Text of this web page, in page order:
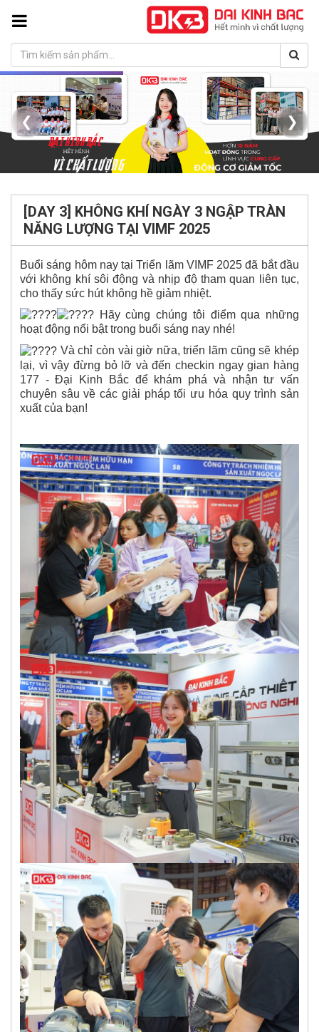
❮ ❯
[DAY 3] KHÔNG KHÍ NGÀY 3 NGẬP TRÀN
NĂNG LƯỢNG TẠI VIMF 2025
Buổi sáng hôm nay tại Triển lãm VIMF 2025 đã bắt đầu
với không khí sôi động và nhịp độ tham quan liên tục,
cho thấy sức hút không hề giảm nhiệt.
Hãy cùng chúng tôi điểm qua những
hoạt động nổi bật trong buổi sáng nay nhé!
Và chỉ còn vài giờ nữa, triển lãm cũng sẽ khép
lại, vì vậy đừng bỏ lỡ và đến checkin ngay gian hàng
177 - Đại Kinh Bắc để khám phá và nhận tư vấn
chuyên sâu về các giải pháp tối ưu hóa quy trình sản
xuất của bạn!